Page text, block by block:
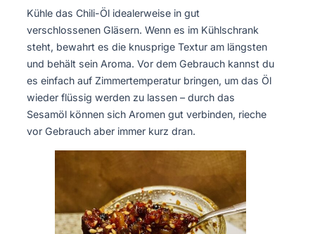
Kühle das Chili-Öl idealerweise in gut
verschlossenen Gläsern. Wenn es im Kühlschrank
steht, bewahrt es die knusprige Textur am längsten
und behält sein Aroma. Vor dem Gebrauch kannst du
es einfach auf Zimmertemperatur bringen, um das Öl
wieder flüssig werden zu lassen – durch das
Sesamöl können sich Aromen gut verbinden, rieche
vor Gebrauch aber immer kurz dran.